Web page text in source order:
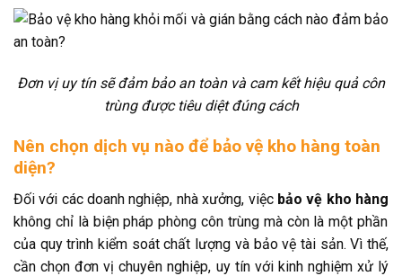
Đơn vị uy tín sẽ đảm bảo an toàn và cam kết hiệu quả côn
trùng được tiêu diệt đúng cách
Nên chọn dịch vụ nào để bảo vệ kho hàng toàn
diện?
Đối với các doanh nghiệp, nhà xưởng, việc bảo vệ kho hàng
không chỉ là biện pháp phòng côn trùng mà còn là một phần
của quy trình kiểm soát chất lượng và bảo vệ tài sản. Vì thế,
cần chọn đơn vị chuyên nghiệp, uy tín với kinh nghiệm xử lý